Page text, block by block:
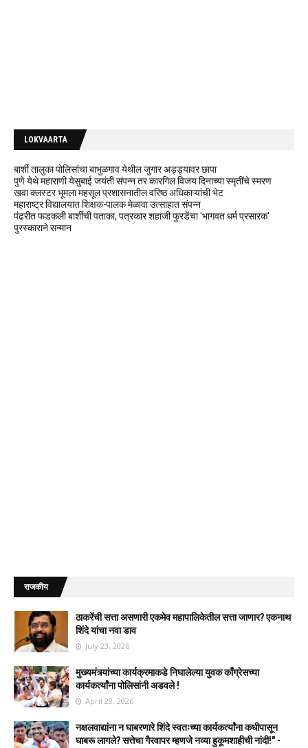
LOKVAARTA
बार्शी तालुका पोलिसांचा बाभुळगाव येथील जुगार अड्ड्यावर छापा
पुणे येथे महाराणी येसुबाई जयंती संपन्न तर कारगिल विजय दिनाच्या स्मृतींचे स्मरण
खवा क्लस्टर भूमला महसूल प्रशासनातील वरिष्ठ अधिकाऱ्यांची भेट
महाराष्ट्र विद्यालयात शिक्षक-पालक मेळावा उत्साहात संपन्न
पंढरीत फडकली बार्शीची पताका, पत्रकार शहाजी फुरडेंचा 'भागवत धर्म प्रसारक'
पुरस्काराने सन्मान
राजकीय
ठाकरेंची सत्ता असणारी एकमेव महापालिकेतील सत्ता जाणार? एकनाथ
शिंदे यांचा नवा डाव
July 23, 2026
मुख्यमंत्र्यांच्या कार्यक्रमाकडे निघालेल्या युवक काँग्रेसच्या
कार्यकर्त्यांना पोलिसांनी अडवले !
April 28, 2026
नक्षलवाद्यांना न घाबरणारे शिंदे स्वतःच्या कार्यकर्त्यांना कधीपासून
घाबरू लागले? सत्तेचा गैरवापर म्हणजे नव्या हुकूमशाहीची नांदी!" -